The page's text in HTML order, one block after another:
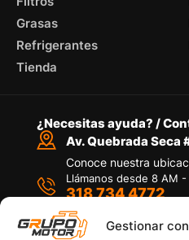
Gestionar
Grasas
Refrigerantes
Tienda
¿Necesitas ayuda? /
Av. Quebrada Seca
Conoce nuestra
Llámanos desde 8 AM -
318 734 4772
Por medio de WhatsApp